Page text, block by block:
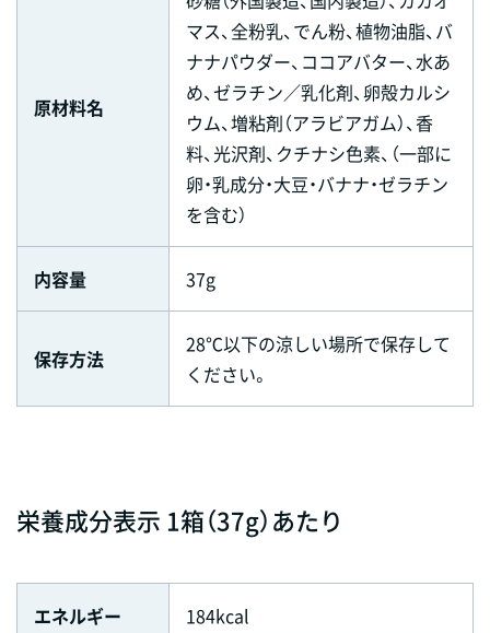
原材料名
マス、全粉乳、でん粉、植物油脂、バ
ナナパウダー、ココアバター、水あ
め、ゼラチン／乳化剤、卵殻カルシ
ウム、増粘剤（アラビアガム）、香
料、光沢剤、クチナシ色素、（一部に
卵・乳成分・大豆・バナナ・ゼラチン
を含む）
内容量 37g
保存方法
28℃以下の涼しい場所で保存して
ください。
栄養成分表示 1箱（37g）あたり
エネルギー 184kcal